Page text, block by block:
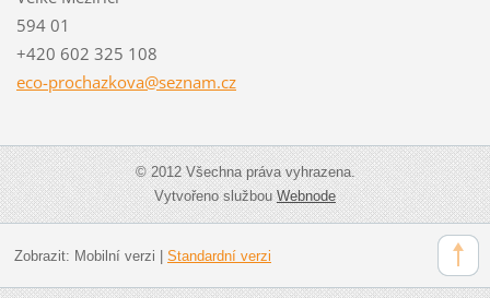
594 01
+420 602 325 108
eco-prochazkova@seznam.cz
© 2012 Všechna práva vyhrazena.
Vytvořeno službouWebnode
Zobrazit: Mobilní verzi Standardní verzi